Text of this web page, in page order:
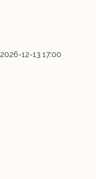
2026-12-13 17:00